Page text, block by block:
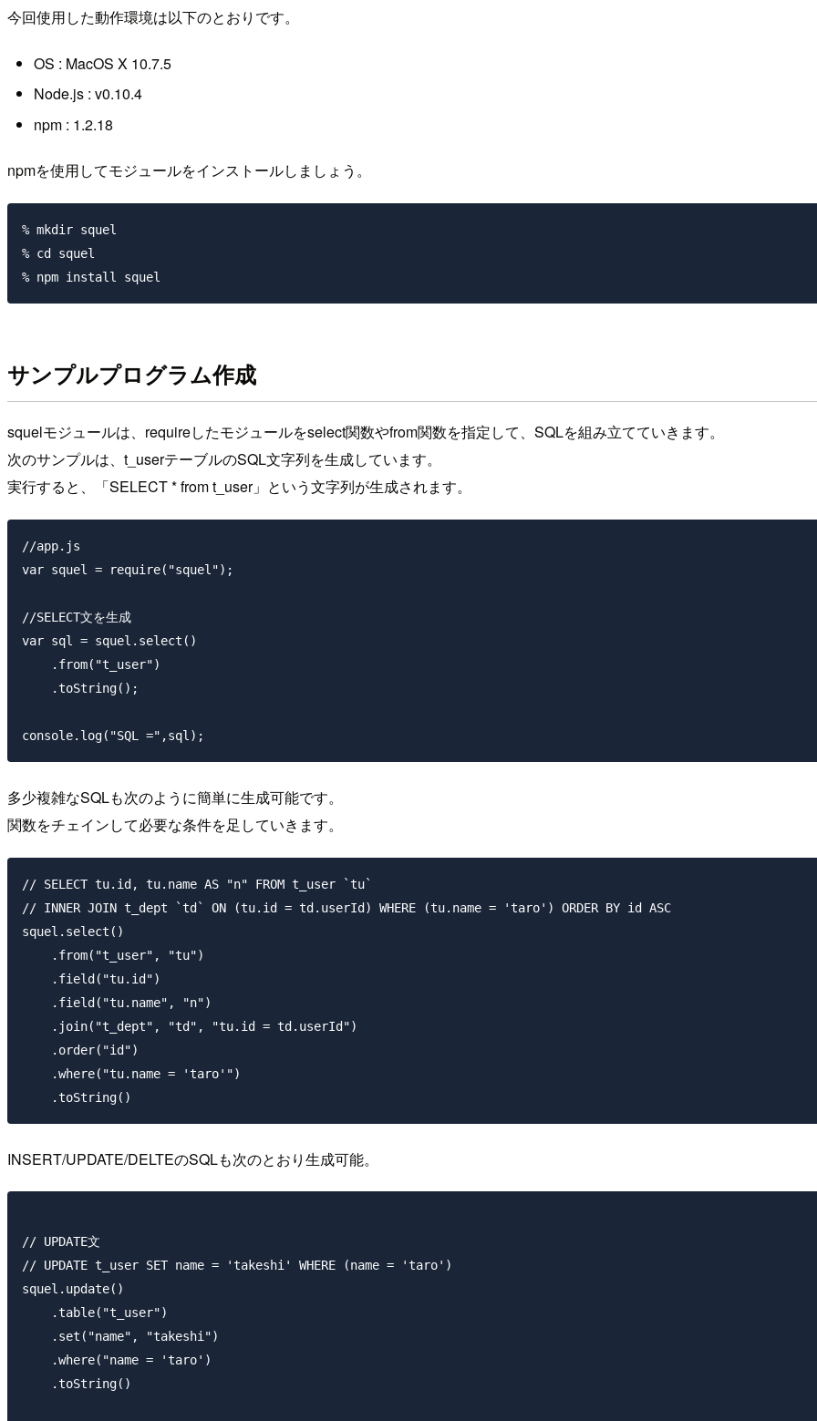
今回使用した動作環境は以下のとおりです。
OS : MacOS X 10.7.5
Node.js : v0.10.4
npm : 1.2.18
npmを使用してモジュールをインストールしましょう。
% mkdir squel
% cd squel
サンプルプログラム作成
squelモジュールは、requireしたモジュールをselect関数やfrom関数を指定して、SQLを組み立てていきます。
次のサンプルは、t_userテーブルのSQL文字列を生成しています。
実行すると、「SELECT * from t_user」という文字列が生成されます。
//app.js
var squel = require("squel");
//SELECT文を生成
var sql = squel.select()
    .from("t_user")
    .toString();
多少複雑なSQLも次のように簡単に生成可能です。
関数をチェインして必要な条件を足していきます。
// SELECT tu.id, tu.name AS "n" FROM t_user `tu`
// INNER JOIN t_dept `td` ON (tu.id = td.userId) WHERE (tu.name = 'taro') ORDER BY id ASC
squel.select()
    .from("t_user", "tu")
    .field("tu.id")
    .field("tu.name", "n")
    .join("t_dept", "td", "tu.id = td.userId")
    .order("id")
    .where("tu.name = 'taro'")
INSERT/UPDATE/DELTEのSQLも次のとおり生成可能。
// UPDATE文
// UPDATE t_user SET name = 'takeshi' WHERE (name = 'taro')
squel.update()
    .table("t_user")
    .set("name", "takeshi")
    .where("name = 'taro')
    .toString()